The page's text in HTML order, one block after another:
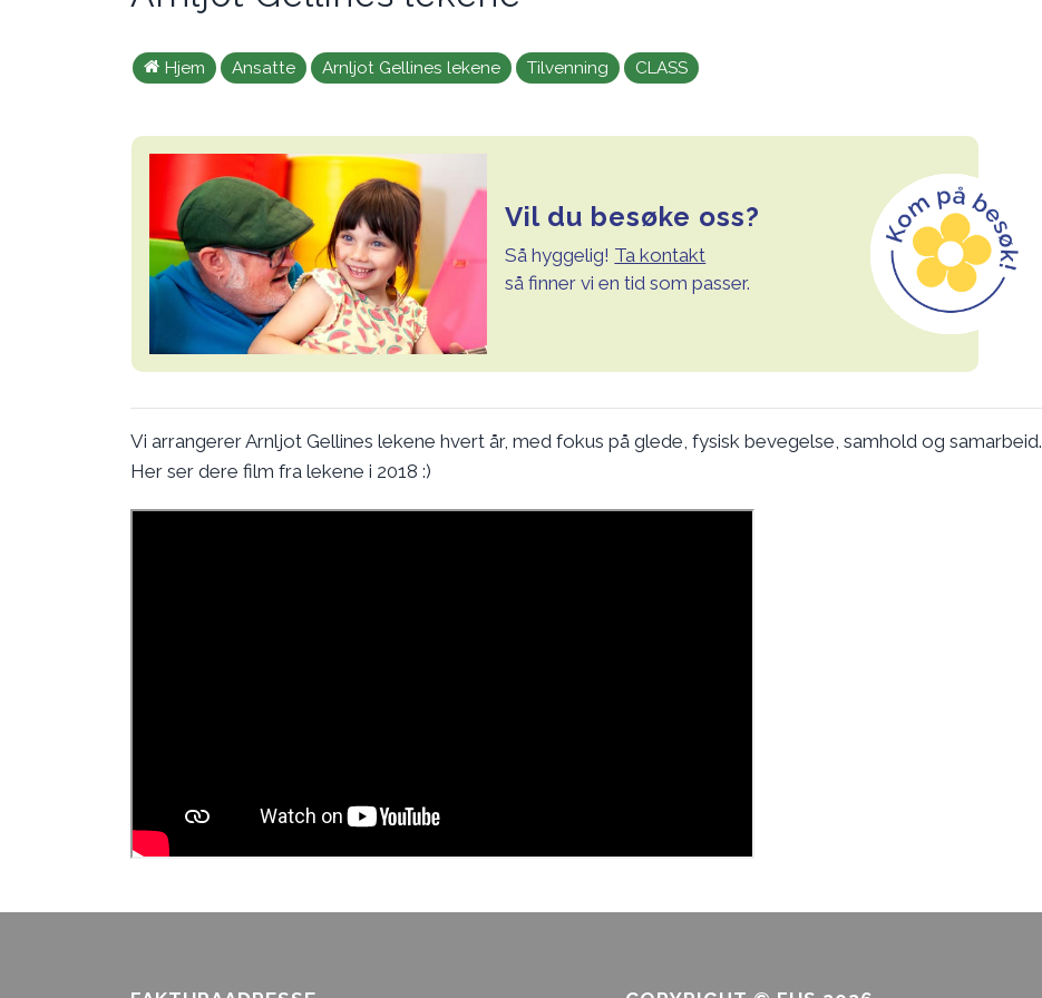
Hjem Ansatte Arnljot Gellines lekene Tilvenning CLASS
Vil du besøke oss?
Så hyggelig! Ta kontakt
så finner vi en tid som passer.
Vi arrangerer Arnljot Gellines lekene hvert år, med fokus på glede, fysisk bevegelse, samhold og samarbeid.
Her ser dere film fra lekene i 2018 :)